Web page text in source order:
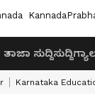
ತಾಜಾ ಸುದ್ದಿಸುದ್ದಿ
Karnataka